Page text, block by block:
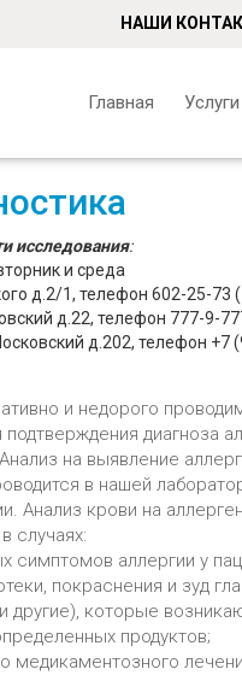
НАШИ
Главная
исследования:
и среда
д.2/1, телефон 602-25-73
д.22, телефон 777-9-
д.202, телефон +7
и недорого
диагноза
на выявление
в нашей
Анализ крови на
случаях:
симптомов аллергии у
покраснения и зуд
другие), которые
продуктов;
медикаментозного